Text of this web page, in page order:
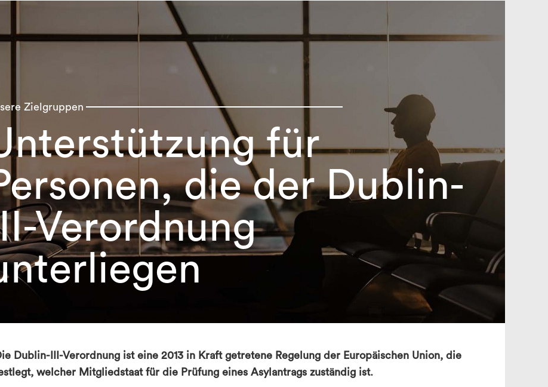
search
Zielgruppen
für
die der Dublin-
Verordnung
Dublin-III-Verordnung ist eine 2013 in Kraft getretene Regelung der Europäischen Union, die
welcher Mitgliedstaat für die Prüfung eines Asylantrags zuständig ist.